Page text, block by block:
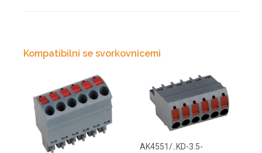
Kompatibilní se svorkovnicemi
AK4551/..KD-3.5-